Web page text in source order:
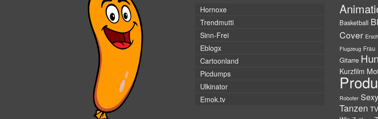
Hornoxe
Trendmutti
Sinn-Frei
Eblogx
Cartoonland
Picdumps
Ulkinator
Emok.tv
Basketball
Cover
Flugzeug Frau
Gitarre
Kurzfilm
Roboter Sexy
Tanzen TV